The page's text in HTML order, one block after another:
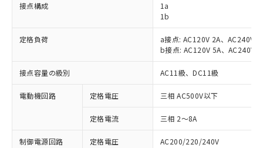
接点構成
1a
1b
定格負荷
a接点: AC120V 2A、AC240V
b接点: AC120V 5A、AC240V
接点容量の級別 AC11級、DC11級
電動機回路 定格電圧 三相 AC500V以下
定格電流 三相 2～8A
制御電源回路 定格電圧 AC200/220/240V